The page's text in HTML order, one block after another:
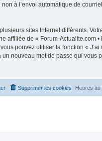
à l’envoi automatique de
sites Internet différents.
affiliée de « Forum-Actualite.com •
pouvez utiliser la fonction «
nouveau mot de passe qui vous
Heures au
Supprimer les cookies